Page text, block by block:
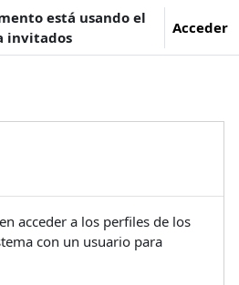
está usando el
invitados
Acceder
acceder a los perfiles de los
con un usuario para